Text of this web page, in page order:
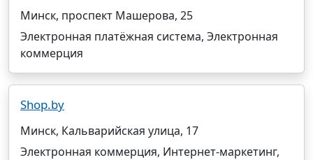
Минск, проспект Машерова, 25
Электронная платёжная система, Электронная
коммерция
Shop.by
Минск, Кальварийская улица, 17
Электронная коммерция, Интернет-маркетинг,